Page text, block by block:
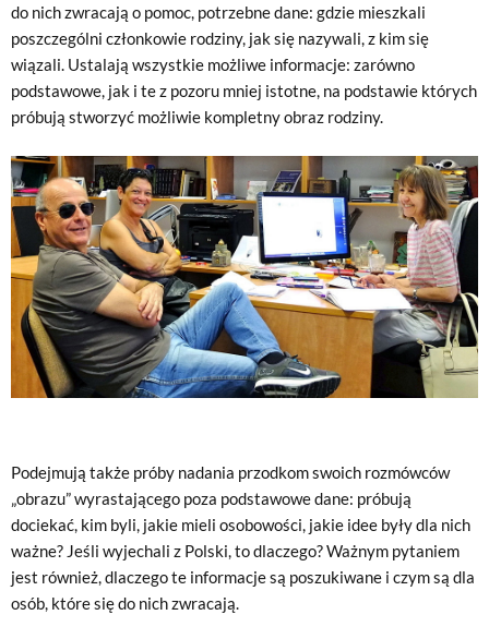
do nich zwracają o pomoc, potrzebne dane: gdzie mieszkali
poszczególni członkowie rodziny, jak się nazywali, z kim się
wiązali. Ustalają wszystkie możliwe informacje: zarówno
podstawowe, jak i te z pozoru mniej istotne, na podstawie których
próbują stworzyć możliwie kompletny obraz rodziny.
Podejmują także próby nadania przodkom swoich rozmówców
„obrazu” wyrastającego poza podstawowe dane: próbują
dociekać, kim byli, jakie mieli osobowości, jakie idee były dla nich
ważne? Jeśli wyjechali z Polski, to dlaczego? Ważnym pytaniem
jest również, dlaczego te informacje są poszukiwane i czym są dla
osób, które się do nich zwracają.